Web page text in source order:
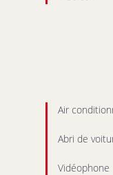
Air
Abri de
Vidéophone